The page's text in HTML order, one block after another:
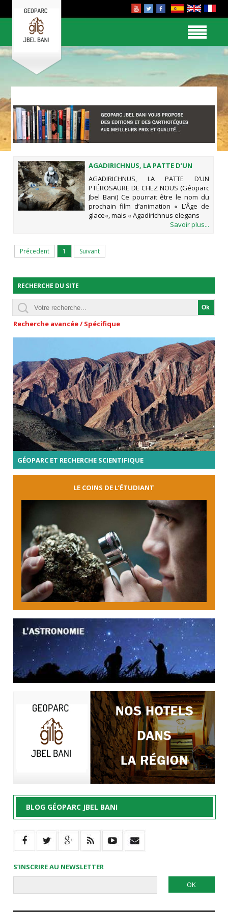
AGADIRICHNUS, LA PATTE D’UN
PTÉROSAURE DE CHEZ NOUS
(GÉOPARC JBEL BANI)
AGADIRICHNUS, LA PATTE D’UN
PTÉROSAURE DE CHEZ NOUS (Géoparc
Jbel Bani) Ce pourrait être le nom du
prochain film d’animation « L’Âge de
glace«, mais « Agadirichnus elegans
Savoir plus...
Précedent 1 Suivant
RECHERCHE DU SITE
Recherche avancée / Spécifique
GÉOPARC ET RECHERCHE SCIENTIFIQUE
LE COINS DE L’ÉTUDIANT
BLOG GÉOPARC JBEL BANI
S’INSCRIRE AU NEWSLETTER